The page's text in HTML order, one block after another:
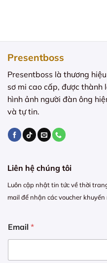
Presentboss
Presentboss là thương
sơ mi cao cấp, được
hình ảnh người đàn ông
và tự tin.
Liên hệ chúng tôi
Luôn cập nhật tin tức về thời
mail để nhận các voucher khuyến
*
E
a
Email *